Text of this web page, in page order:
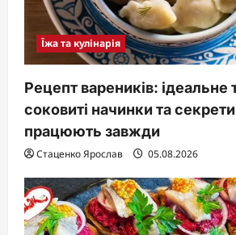
Їжа та кулінарія
Рецепт вареників: ідеальне
соковиті начинки та
працюють завжди
Стаценко Ярослав 05.08.2026